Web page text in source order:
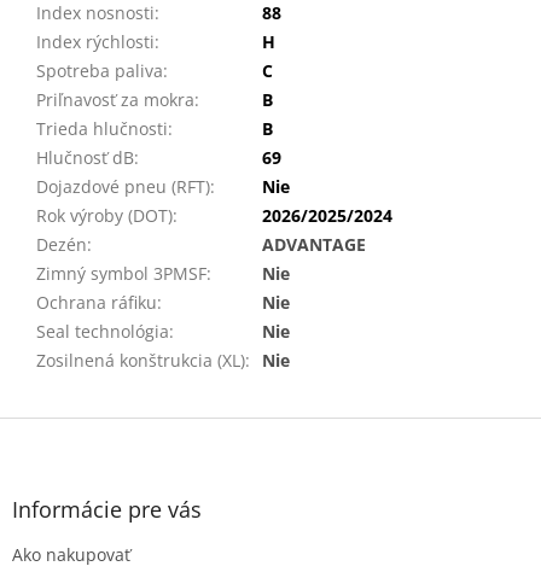
Index nosnosti:
88
Index rýchlosti:
H
Spotreba paliva:
C
Priľnavosť za mokra:
B
Trieda hlučnosti:
B
Hlučnosť dB:
69
Dojazdové pneu (RFT):
Nie
Rok výroby (DOT):
2026/2025/2024
Dezén:
ADVANTAGE
Zimný symbol 3PMSF:
Nie
Ochrana ráfiku:
Nie
Seal technológia:
Nie
Zosilnená konštrukcia (XL): Nie
Z
Informácie pre vás
Ako nakupovať